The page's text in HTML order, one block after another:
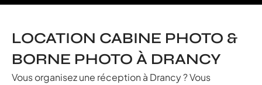
LOCATION CABINE PHOTO &
BORNE PHOTO À DRANCY
Vous organisez une réception à Drancy ? Vous